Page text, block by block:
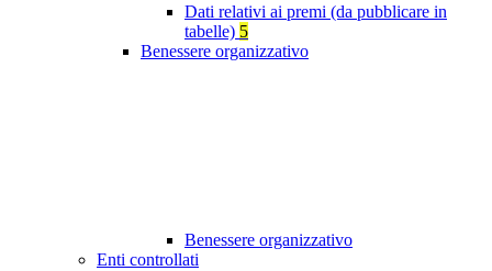
Dati relativi ai premi (da pubblicare in
tabelle) 5
Benessere organizzativo
Benessere organizzativo
Enti controllati